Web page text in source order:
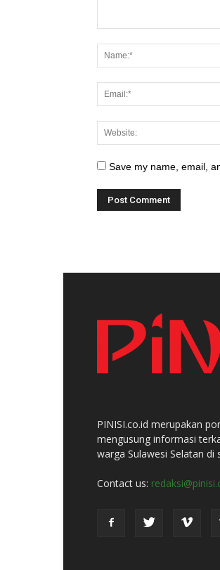
Save my name, email,
PINISI.co.id merupakan
mengusung informasi
warga Sulawesi Selatan di
Contact us: